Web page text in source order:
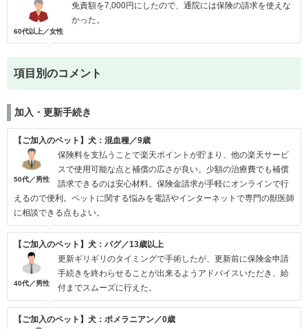
60代以上／女性
免責額を7,000円にしたので、通院には保険の請求を使えな
かった。
項目別のコメント
加入・更新手続き
【ご加入のペット】犬：混血種／9歳
50代／男性
保険料を支払うことで楽天ポイントが貯まり、他の楽天サービ
スで使用可能な点と補償の広さが良い。少額の治療費でも補償
請求できるのは安心材料。保険金請求が手軽にオンラインで行
えるので便利。ペットに関する悩みを電話やインターネットで専門の獣医師
に相談できる点もよい。
【ご加入のペット】犬：パグ／13歳以上
40代／男性
更新ギリギリのタイミングで手術したが、更新前に保険金申請
手続きを終わらせることが出来るようアドバイスいただき、給
付までスムーズに行えた。
【ご加入のペット】犬：ポメラニアン／0歳